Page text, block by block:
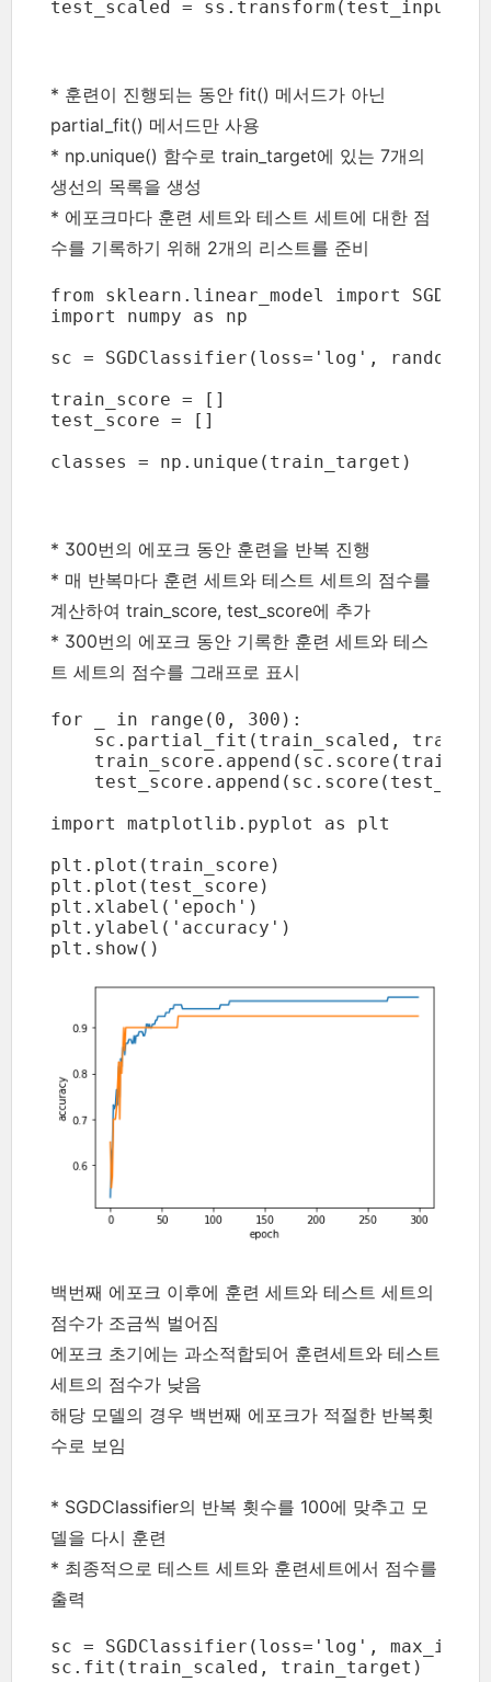
test_scaled = ss.transform(test_input)
* 훈련이 진행되는 동안 fit() 메서드가 아닌
partial_fit() 메서드만 사용
* np.unique() 함수로 train_target에 있는 7개의
생선의 목록을 생성
* 에포크마다 훈련 세트와 테스트 세트에 대한 점
수를 기록하기 위해 2개의 리스트를 준비
from sklearn.linear_model import
import numpy as np
sc = SGDClassifier(loss='log',
train_score = []
test_score = []
classes = np.unique(train_target)
* 300번의 에포크 동안 훈련을 반복 진행
* 매 반복마다 훈련 세트와 테스트 세트의 점수를
계산하여 train_score, test_score에 추가
* 300번의 에포크 동안 기록한 훈련 세트와 테스
트 세트의 점수를 그래프로 표시
for _ in range(0, 300):
sc.partial_fit(train_scaled,
import matplotlib.pyplot as plt
plt.plot(train_score)
plt.plot(test_score)
plt.xlabel('epoch')
plt.ylabel('accuracy')
plt.show()
백번째 에포크 이후에 훈련 세트와 테스트 세트의
점수가 조금씩 벌어짐
에포크 초기에는 과소적합되어 훈련세트와 테스트
세트의 점수가 낮음
해당 모델의 경우 백번째 에포크가 적절한 반복횟
수로 보임
* SGDClassifier의 반복 횟수를 100에 맞추고 모
델을 다시 훈련
* 최종적으로 테스트 세트와 훈련세트에서 점수를
출력
sc = SGDClassifier(loss='log',
sc.fit(train_scaled, train_target)